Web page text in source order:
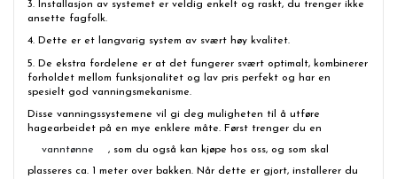
3. Installasjon av systemet er veldig enkelt og raskt, du trenger ikke
ansette fagfolk.
4. Dette er et langvarig system av svært høy kvalitet.
5. De ekstra fordelene er at det fungerer svært optimalt, kombinerer
forholdet mellom funksjonalitet og lav pris perfekt og har en
spesielt god vanningsmekanisme.
Disse vanningssystemene vil gi deg muligheten til å utføre
hagearbeidet på en mye enklere måte. Først trenger du en
vanntønne
, som du også kan kjøpe hos oss, og som skal
plasseres ca. 1 meter over bakken. Når dette er gjort, installerer du